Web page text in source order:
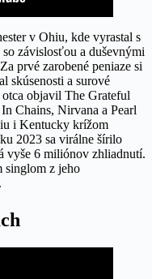
v Ohiu, kde vyrastal s
závislosťou a duševnými
prvé zarobené peniaze si
skúsenosti a surové
objavil The Grateful
Chains, Nirvana a Pearl
i Kentucky krížom
2023 sa virálne šírilo
vyše 6 miliónov zhliadnutí.
z jeho